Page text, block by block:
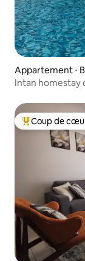
Appartement ⋅
Intan homestay
Coups de cœur
Coup de